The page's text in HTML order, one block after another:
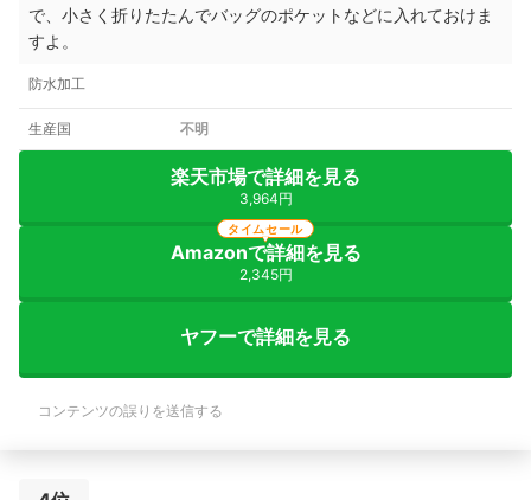
で、小さく折りたたんでバッグのポケットなどに入れておけま
すよ。
防水加工
生産国 不明
楽天市場で詳細を見る
3,964円
Amazonで詳細を見る
2,345円
タイムセール
ヤフーで詳細を見る
コンテンツの誤りを送信する